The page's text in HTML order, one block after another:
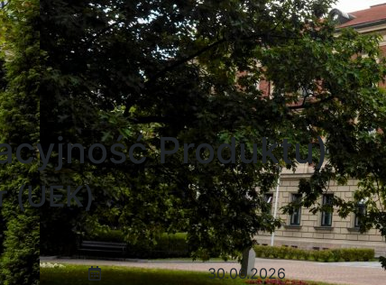
Produktu)
(UEK)
30.06.2026